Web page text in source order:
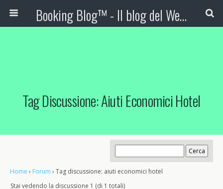
Booking Blog™ - Il blog del Web Marketing Turistico
Tag Discussione: Aiuti Economici Hotel
Home › Forum › Tag discussione: aiuti economici hotel
Stai vedendo la discussione 1 (di 1 totali)